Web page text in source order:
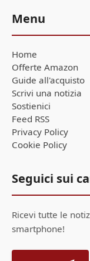
Menu
Home
Offerte Amazon
Guide all'acquisto
Scrivi una notizia
Sostienici
Feed RSS
Privacy Policy
Cookie Policy
Seguici sui
Ricevi tutte le
smartphone!